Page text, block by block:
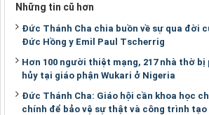
Những tin cũ hơn
Đức Thánh Cha chia buồn về sự qua đời
Đức Hồng y Emil Paul Tscherrig
Hơn 100 người thiệt mạng, 217 nhà thờ bị
hủy tại giáo phận Wukari ở Nigeria
Đức Thánh Cha: Giáo hội cần khoa học
chính để bảo vệ sự thật và công trình tạo